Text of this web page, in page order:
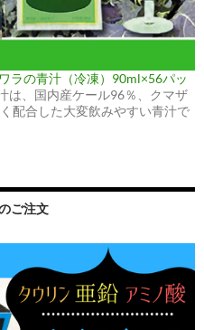
ラの青汁（冷凍）90ml×56パッ
は、国内産ケール96％、クマザ
配合した大変飲みやすい青汁で
ご注文